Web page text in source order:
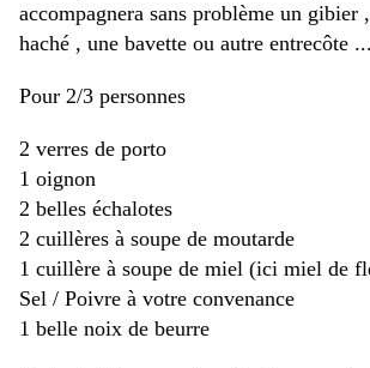
accompagnera sans problème un gibier
haché , une bavette ou autre entrecôte ...
Pour 2/3 personnes
2 verres de porto
1 oignon
2 belles échalotes
2 cuillères à soupe de moutarde
1 cuillère à soupe de miel (ici miel de
Sel / Poivre à votre convenance
1 belle noix de beurre